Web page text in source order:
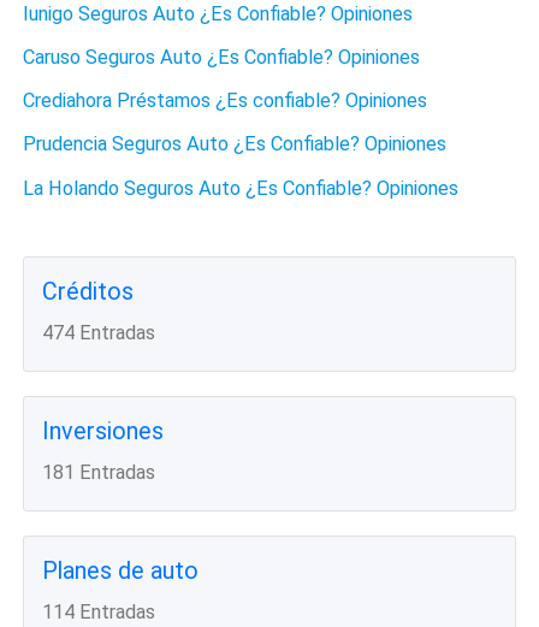
Iunigo Seguros Auto ¿Es Confiable? Opiniones
Caruso Seguros Auto ¿Es Confiable? Opiniones
Crediahora Préstamos ¿Es confiable? Opiniones
Prudencia Seguros Auto ¿Es Confiable? Opiniones
La Holando Seguros Auto ¿Es Confiable? Opiniones
Créditos
474 Entradas
Inversiones
181 Entradas
Planes de auto
114 Entradas